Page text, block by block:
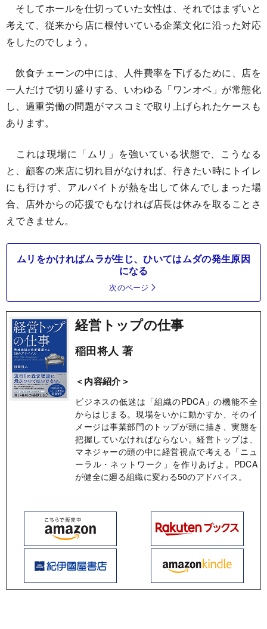
そしてホールを仕切っていた女性は、それではまずいと
考えて、従来から店に根付いている企業文化に沿った対応
をしたのでしょう。
飲食チェーンの中には、人件費率を下げるために、店を
一人だけで切り盛りする、いわゆる「ワンオペ」が常態化
し、過重労働の問題がマスコミで取り上げられたケースも
あります。
これは現場に「ムリ」を強いている状態で、こうなる
と、顧客の来店に切れ目がなければ、行きたい時にトイレ
にも行けず、アルバイトが熱を出して休んでしまった場
合、店外からの応援でもなければ店長は休みを取ることさ
えできません。
ムリをかければムラが生じ、ひいてはムダの発生原因
になる
次のページ
経営トップの仕事
稲田将人 著
＜内容紹介＞
ビジネスの低迷は「組織のPDCA」の機能不全
からはじまる。現場をいかに動かすか、そのイ
メージは事業部門のトップが頭に描き、実態を
把握していなければならない。経営トップは、
マネジャーの頭の中に経営視点で考える「ニュ
ーラル・ネットワーク」を作りあげよ。PDCA
が健全に廻る組織に変わる50のアドバイス。